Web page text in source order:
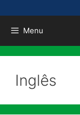
Menu
Inglês